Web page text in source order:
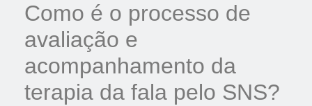
Como é o processo de
avaliação e
acompanhamento da
terapia da fala pelo SNS?